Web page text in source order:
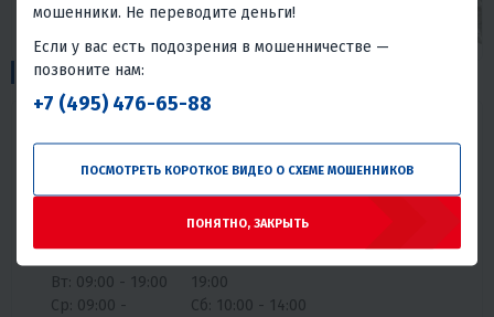
Пункты выдачи:
Вт: 09:00 - 19:00
Ср: 09:00 -
Чт: 09:00 - 19:00
19:00
Сб: 10:00 - 14:00
мошенники. Не переводите деньги!
Если у вас есть подозрения в мошенничестве —
позвоните нам:
+7 (495) 476-65-88
ПОСМОТРЕТЬ КОРОТКОЕ ВИДЕО О СХЕМЕ МОШЕННИКОВ
ПОНЯТНО, ЗАКРЫТЬ